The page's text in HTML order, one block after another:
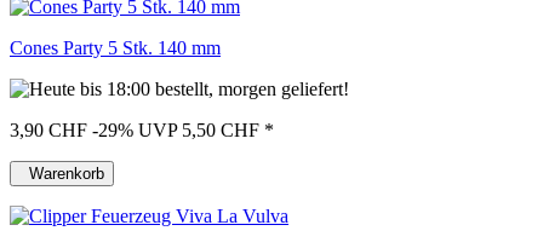
Cones Party 5 Stk. 140 mm
3,90 CHF -29% UVP 5,50 CHF *
Warenkorb